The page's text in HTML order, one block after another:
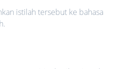
istilah tersebut ke bahasa